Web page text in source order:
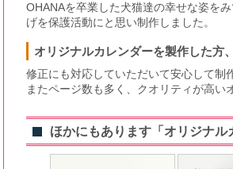
OHANAを卒業した犬猫達の幸せな姿を
げを保護活動にと思い制作しました。
オリジナルカレンダーを製作した方
修正にも対応していただいて安心して制
またページ数も多く、クオリティが高い
ほかにもあります「オリジナル